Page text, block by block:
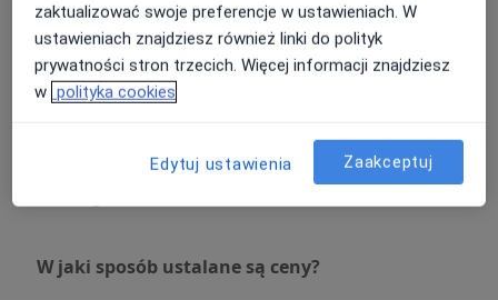
Fizjoterapia
Od 130 zł Szczegóły
W jaki sposób ustalane są ceny?
zaktualizować swoje preferencje w ustawieniach. W
ustawieniach znajdziesz również linki do polityk
prywatności stron trzecich. Więcej informacji znajdziesz
w polityka cookies
Edytuj ustawienia Zaakceptuj